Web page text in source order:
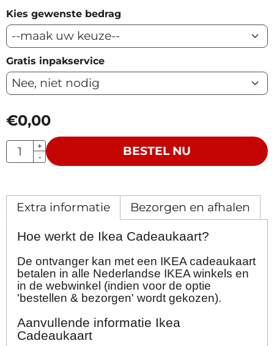
Kies gewenste bedrag
Gratis inpakservice
€0,00
Aantal
+
-
BESTEL NU
Extra informatie Bezorgen en afhalen
Hoe werkt de Ikea Cadeaukaart?
De ontvanger kan met een IKEA cadeaukaart
betalen in alle Nederlandse IKEA winkels en
in de webwinkel (indien voor de optie
'bestellen & bezorgen' wordt gekozen).
Aanvullende informatie Ikea
Cadeaukaart